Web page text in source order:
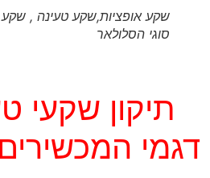
שקע אופציות,שקע טעינה , שקע
סוגי הסלולאר
תיקון שקעי
דגמי המכשירים ZOPO !!!